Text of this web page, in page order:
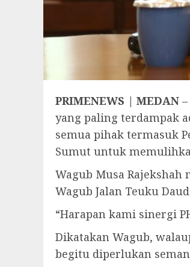
PRIMENEWS | MEDAN
yang paling terdampak
semua pihak termasuk
Sumut untuk
Wagub Musa
Wagub Jalan Teuku
“Harapan kami sinergi
Dikatakan Wagub,
begitu diperlukan